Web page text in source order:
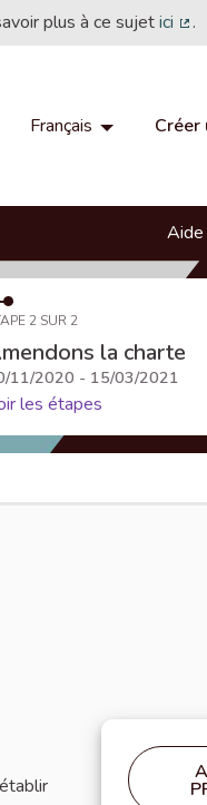
plus à ce sujetici .
Français Choisir laCréer
Aide
2 SUR 2
la charte
11/2020 - 15/03/2021
les étapes